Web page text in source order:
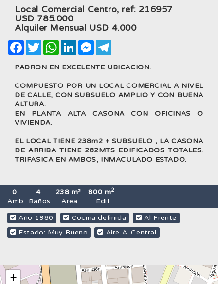
Local Comercial Centro, ref: 216957
USD 785.000
Alquiler Mensual USD 4.000
Facebook
TwitterWhatsApp
LinkedInMessenger
PADRON EN EXCELENTE UBICACION.
COMPUESTO POR UN LOCAL COMERCIAL A NIVEL
DE CALLE, CON SUBSUELO AMPLIO Y CON BUENA
ALTURA.
EN PLANTA ALTA CASONA CON OFICINAS O
VIVIENDA.
EL LOCAL TIENE 238m2 + SUBSUELO , LA CASONA
DE ARRIBA TIENE 282MTS EDIFICADOS TOTALES.
TRIFASICA EN AMBOS, INMACULADO ESTADO.
0
Amb
4
Baños
238 m²
Area
800 m2
Edif
Año 1980
Cocina definida
Al Frente
Estado: Muy Bueno
Aire A. Central
+